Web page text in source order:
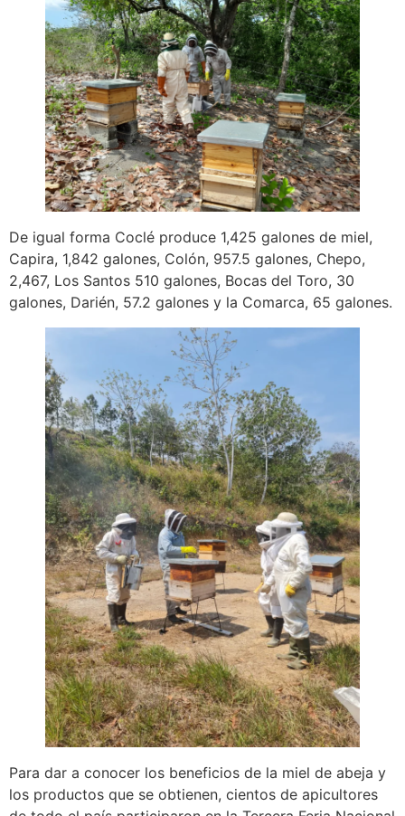
De igual forma Coclé produce 1,425 galones de miel,
Capira, 1,842 galones, Colón, 957.5 galones, Chepo,
2,467, Los Santos 510 galones, Bocas del Toro, 30
galones, Darién, 57.2 galones y la Comarca, 65 galones.
Para dar a conocer los beneficios de la miel de abeja y
los productos que se obtienen, cientos de apicultores